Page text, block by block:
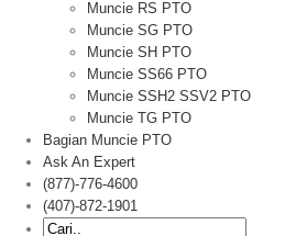
Muncie RS PTO
Muncie SG PTO
Muncie SH PTO
Muncie SS66 PTO
Muncie SSH2 SSV2 PTO
Muncie TG PTO
Bagian Muncie PTO
Ask An Expert
(877)-776-4600
(407)-872-1901
Pencarian